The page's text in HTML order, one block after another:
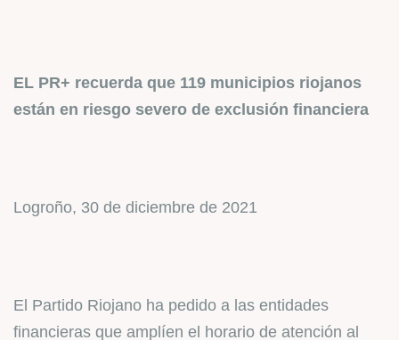
EL PR+ recuerda que 119 municipios riojanos
están en riesgo severo de exclusión financiera
Logroño, 30 de diciembre de 2021
El Partido Riojano ha pedido a las entidades
financieras que amplíen el horario de atención al